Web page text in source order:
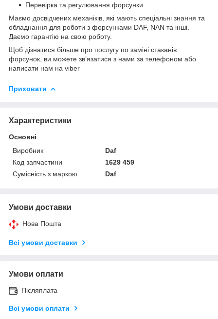
Перевірка та регулювання форсунки
Маємо досвідчених механіків, які мають спеціальні знання та
обладнання для роботи з форсунками DAF, NAN та інші.
Даємо гарантію на свою роботу.
Щоб дізнатися більше про послугу по заміні стаканів
форсунок, ви можете зв’язатися з нами за телефоном або
написати нам на viber
Приховати
Характеристики
Основні
Виробник
Daf
Код запчастини
1629 459
Сумісність з маркою
Daf
Умови доставки
Нова Пошта
Всі умови доставки
Умови оплати
Післяплата
Всі умови оплати